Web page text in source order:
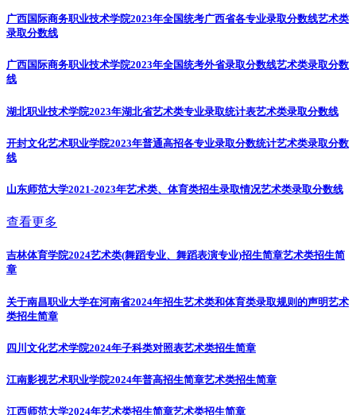
广西国际商务职业技术学院2023年全国统考广西省各专业录取分数线艺术类
录取分数线
广西国际商务职业技术学院2023年全国统考外省录取分数线艺术类录取分数
线
湖北职业技术学院2023年湖北省艺术类专业录取统计表艺术类录取分数线
开封文化艺术职业学院2023年普通高招各专业录取分数统计艺术类录取分数
线
山东师范大学2021-2023年艺术类、体育类招生录取情况艺术类录取分数线
查看更多
吉林体育学院2024艺术类(舞蹈专业、舞蹈表演专业)招生简章艺术类招生简
章
关于南昌职业大学在河南省2024年招生艺术类和体育类录取规则的声明艺术
类招生简章
四川文化艺术学院2024年子科类对照表艺术类招生简章
江南影视艺术职业学院2024年普高招生简章艺术类招生简章
江西师范大学2024年艺术类招生简章艺术类招生简章